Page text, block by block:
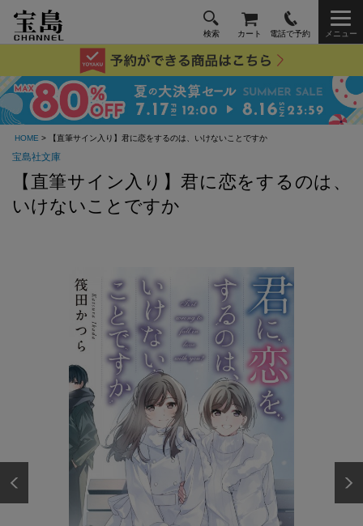
検索 カート 電話で予約 メニュー
HOME > 【直筆サイン入り】君に恋をするのは、いけないことですか
宝島社文庫
【直筆サイン入り】君に恋をするのは、
いけないことですか